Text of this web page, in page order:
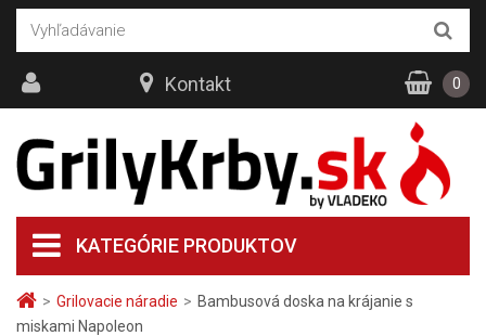
> Grilovacie náradie > Bambusová doska na krájanie s
miskami Napoleon
KATEGÓRIE PRODUKTOV
Kontakt 0